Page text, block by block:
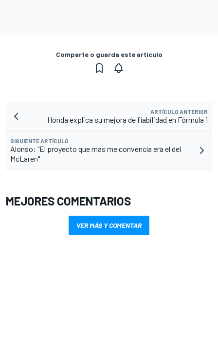
Comparte o guarda este artículo
ARTÍCULO ANTERIOR
Honda explica su mejora de fiabilidad en Fórmula 1
SIGUIENTE ARTÍCULO
Alonso: "El proyecto que más me convencía era el del
McLaren"
MEJORES COMENTARIOS
VER MÁS Y COMENTAR